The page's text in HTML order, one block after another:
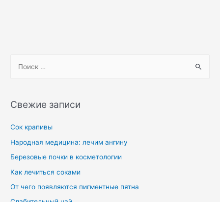
Свежие записи
Сок крапивы
Народная медицина: лечим ангину
Березовые почки в косметологии
Как лечиться соками
От чего появляются пигментные пятна